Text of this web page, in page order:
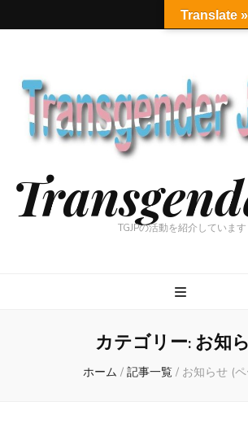
TGJPの活動を紹介しています
カテゴリー: お知
ホーム / 記事一覧 / お知らせ (
Translate »